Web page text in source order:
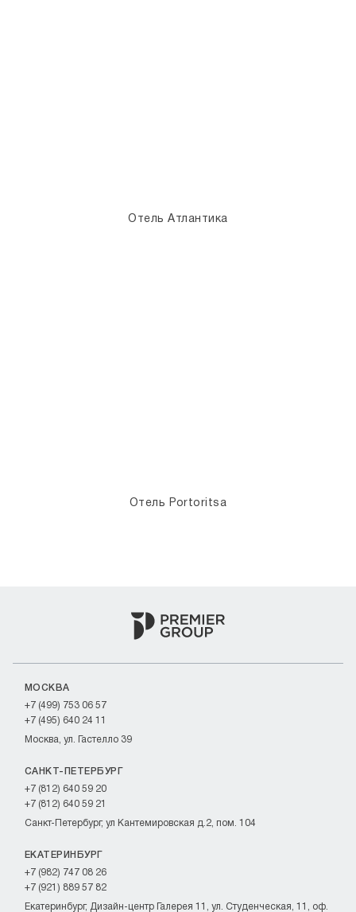
Отель Атлантика
Отель Portoritsa
МОСКВА
+7 (499) 753 06 57
+7 (495) 640 24 11
Москва, ул. Гастелло 39
САНКТ-ПЕТЕРБУРГ
+7 (812) 640 59 20
+7 (812) 640 59 21
Санкт-Петербург, ул Кантемировская д.2, пом. 104
ЕКАТЕРИНБУРГ
+7 (982) 747 08 26
+7 (921) 889 57 82
Екатеринбург, Дизайн-центр Галерея 11, ул. Студенческая, 11, оф.